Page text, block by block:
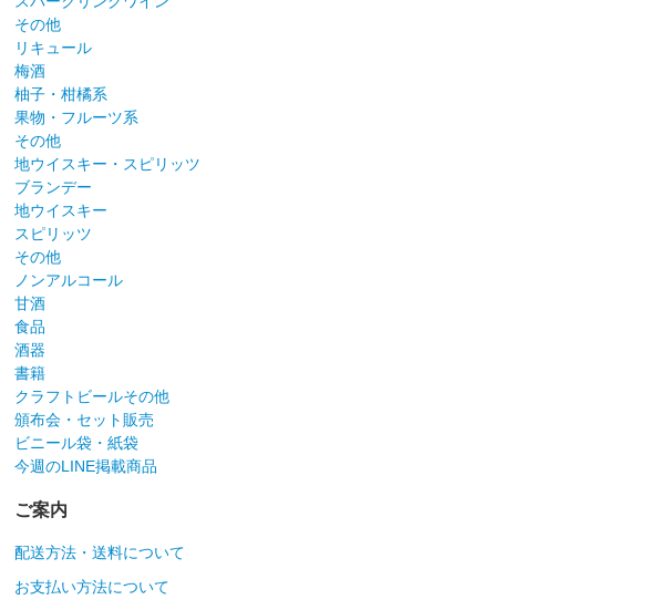
その他
リキュール
梅酒
柚子・柑橘系
果物・フルーツ系
その他
地ウイスキー・スピリッツ
ブランデー
地ウイスキー
スピリッツ
その他
ノンアルコール
甘酒
食品
酒器
書籍
クラフトビールその他
頒布会・セット販売
ビニール袋・紙袋
今週のLINE掲載商品
ご案内
配送方法・送料について
お支払い方法について